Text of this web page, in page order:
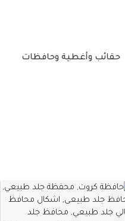
حقائب وأغطية وحافظات